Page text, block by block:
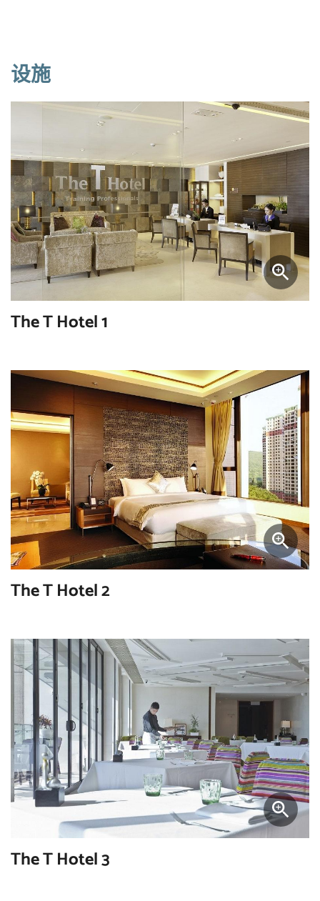
设施
The T Hotel 1
The T Hotel 2
The T Hotel 3